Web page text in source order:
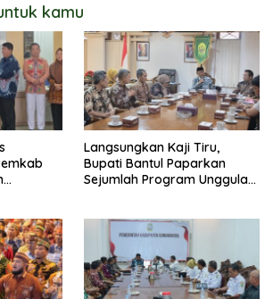
kamu
Langsungkan Kaji Tiru,
Bupati Bantul Paparkan
Sejumlah Program Unggulan